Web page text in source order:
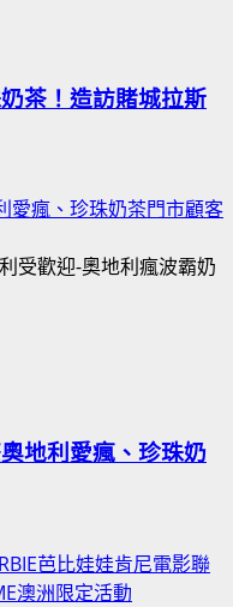
茶！造訪賭城拉斯
愛瘋、珍珠奶茶門市顧客
地利愛瘋、珍珠奶
芭比娃娃肯尼電影聯
澳洲限定活動